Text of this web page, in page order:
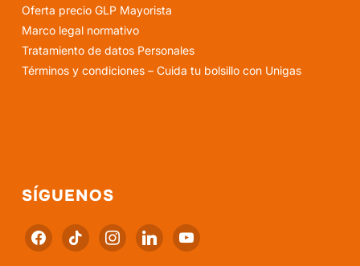
Oferta precio GLP Mayorista
Marco legal normativo
Tratamiento de datos Personales
Términos y condiciones – Cuida tu bolsillo con Unigas
SÍGUENOS